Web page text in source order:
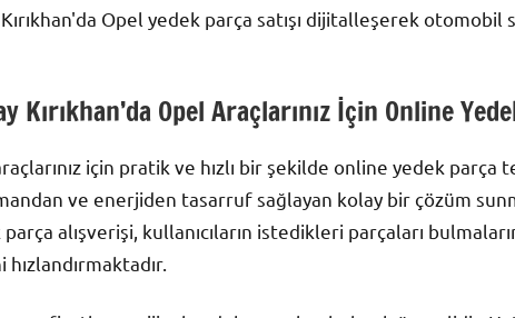
Opel yedek parça satışı dijitalleşerek
Kırıkhan’da Opel Araçlarınız İçin Online
için pratik ve hızlı bir şekilde online yedek parça
ve enerjiden tasarruf sağlayan kolay bir çözüm
alışverişi, kullanıcıların istedikleri parçaları